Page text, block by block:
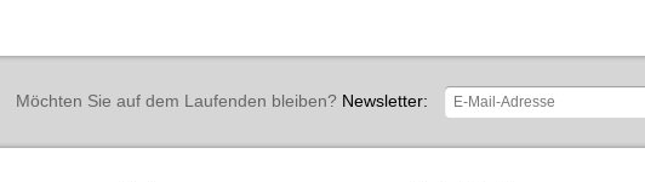
Möchten Sie auf dem Laufenden bleiben?Newsletter: